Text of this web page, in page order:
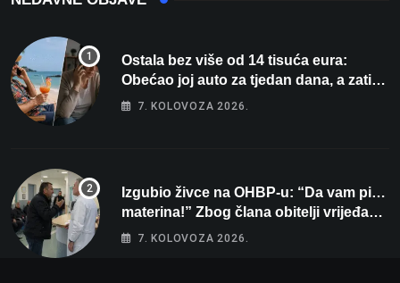
Ostala bez više od 14 tisuća eura:
Obećao joj auto za tjedan dana, a zatim
izmišljao opravdanja
7. KOLOVOZA 2026.
Izgubio živce na OHBP-u: “Da vam pi…
materina!” Zbog člana obitelji vrijeđao i
vikao na djelatnike
7. KOLOVOZA 2026.